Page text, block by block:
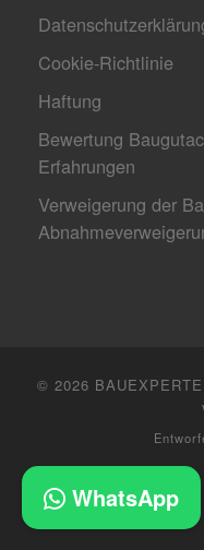
Cookie-Richtlinie
Haftung
Bewertung
Erfahrungen
Verweigerung der
© 2026
WhatsApp